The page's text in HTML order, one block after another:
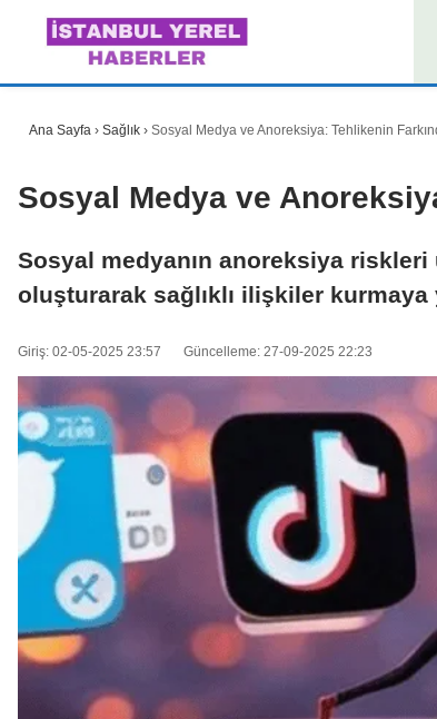
Ana Sayfa › Sağlık › Sosyal Medya ve Anoreksiya: Tehlikenin
Sosyal Medya ve
Sosyal medyanın anoreksiya
oluşturarak sağlıklı ilişkiler kurmaya
Giriş: 02-05-2025 23:57 Güncelleme: 27-09-2025 22:23